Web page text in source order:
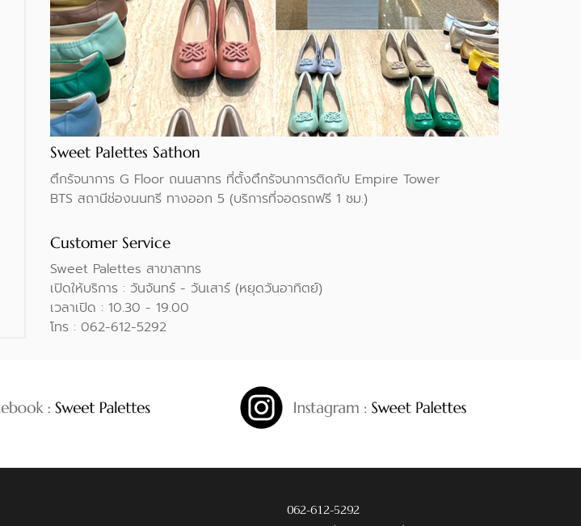
Sweet Palettes Sathon
ตึกรัจนาการ G Floor ถนนสาทร ที่ตั้งตึกรัจนาการติดกับ Empire Tower
BTS สถานีช่องนนทรี ทางออก 5 (บริการที่จอดรถฟรี 1 ชม.)
Customer Service
Sweet Palettes สาขาสาทร
เปิดให้บริการ : วันจันทร์ - วันเสาร์ (หยุดวันอาทิตย์)
เวลาเปิด : 10.30 - 19.00
โทร : 062-612-5292
062-612-5292